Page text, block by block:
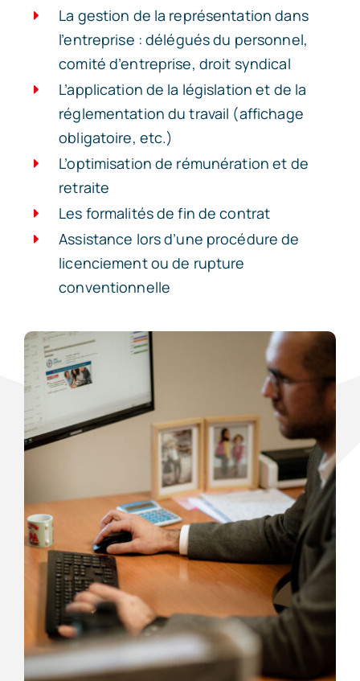
La gestion de la représentation dans
l’entreprise : délégués du personnel,
comité d’entreprise, droit syndical
L’application de la législation et de la
réglementation du travail (affichage
obligatoire, etc.)
L’optimisation de rémunération et de
retraite
Les formalités de fin de contrat
Assistance lors d’une procédure de
licenciement ou de rupture
conventionnelle